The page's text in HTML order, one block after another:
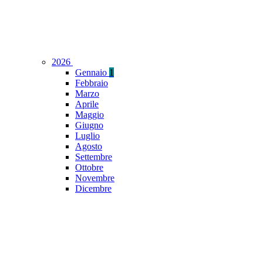
2026
Gennaio 1
Febbraio
Marzo
Aprile
Maggio
Giugno
Luglio
Agosto
Settembre
Ottobre
Novembre
Dicembre